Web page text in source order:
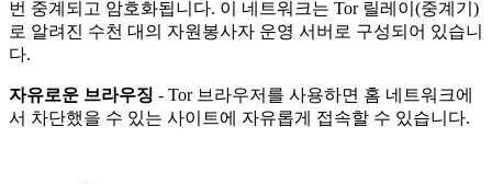
번 중계되고 암호화됩니다. 이 네트워크는 Tor 릴레이(중계기)
로 알려진 수천 대의 자원봉사자 운영 서버로 구성되어 있습니
다.
자유로운 브라우징 - Tor 브라우저를 사용하면 홈 네트워크에
서 차단했을 수 있는 사이트에 자유롭게 접속할 수 있습니다.